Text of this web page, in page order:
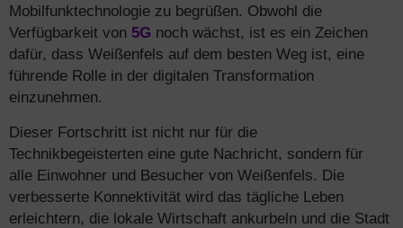
Mobilfunktechnologie zu begrüßen. Obwohl die
Verfügbarkeit von 5G noch wächst, ist es ein Zeichen
dafür, dass Weißenfels auf dem besten Weg ist, eine
führende Rolle in der digitalen Transformation
einzunehmen.
Dieser Fortschritt ist nicht nur für die
Technikbegeisterten eine gute Nachricht, sondern für
alle Einwohner und Besucher von Weißenfels. Die
verbesserte Konnektivität wird das tägliche Leben
erleichtern, die lokale Wirtschaft ankurbeln und die Stadt